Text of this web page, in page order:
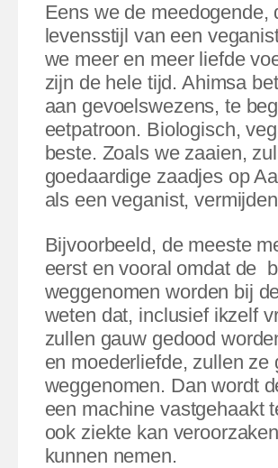
Eens we de meedogende,
levensstijl van een
we meer en meer liefde
zijn de hele tijd. Ahimsa
aan gevoelswezens, te
eetpatroon. Biologisch,
beste. Zoals we zaaien,
goedaardige zaadjes op
als een veganist,
Bijvoorbeeld, de meeste
eerst en vooral omdat de
weggenomen worden bij
weten dat, inclusief ikzelf
zullen gauw gedood
en moederliefde, zullen
weggenomen. Dan wordt
een machine vastgehaakt
ook ziekte kan
kunnen nemen.